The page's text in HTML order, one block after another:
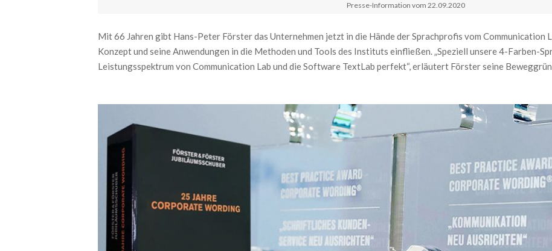
Presse-Information vom 22.09.2020
Mit 66 Jahren gibt Hans-Peter Förster das Unternehmen jetzt in die Hände der Sprachprofis vom Communication
Konzept und seine Anwendungen in die Methoden und Tools des Instituts einfließen. „Speziell unsere 4-Farben-
Leistungsspektrum von Communication Lab und die Software TextLab perfekt“, erläutert Förster seine